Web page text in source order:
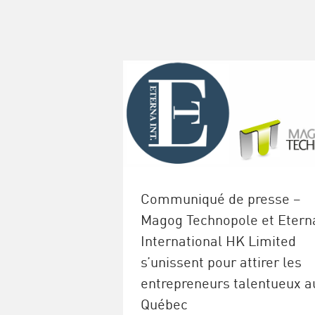
Communiqué de presse –
Magog Technopole et
International HK Limited
s’unissent pour attirer les
entrepreneurs talentueux
Québec